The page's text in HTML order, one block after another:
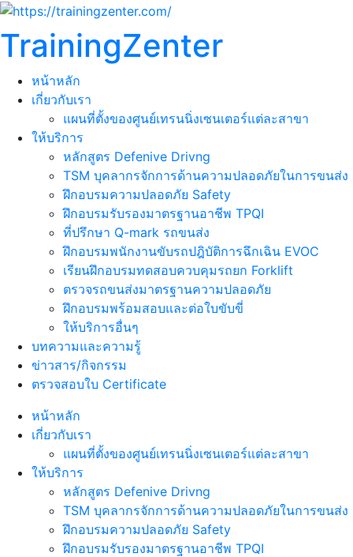
TrainingZenter
หน้าหลัก
เกี่ยวกับเรา
แผนที่ตั้งของศูนย์เทรนนิ่งเซนเตอร์แต่ละสาขา
ให้บริการ
หลักสูตร Defenive Drivng
TSM บุคลากรจักการด้านความปลอดภัยในการขนส่ง
ฝึกอบรมความปลอดภัย Safety
ฝึกอบรมรับรองมาตรฐานอาชีพ TPQI
ที่ปรึกษา Q-mark รถขนส่ง
ฝึกอบรมพนักงานขับรถปฎิบัติการฉึกเฉิน EVOC
เรียนฝึกอบรมทดสอบควบคุมรถยก Forklift
ตรวจรถขนส่งมาตรฐานความปลอดภัย
ฝึกอบรมพร้อมสอบและต่อใบขับขี่
ให้บริการอื่นๆ
บทความและความรู้
ข่าวสาร/กิจกรรม
ตรวจสอบใบ Certificate
หน้าหลัก
เกี่ยวกับเรา
แผนที่ตั้งของศูนย์เทรนนิ่งเซนเตอร์แต่ละสาขา
ให้บริการ
หลักสูตร Defenive Drivng
TSM บุคลากรจักการด้านความปลอดภัยในการขนส่ง
ฝึกอบรมความปลอดภัย Safety
ฝึกอบรมรับรองมาตรฐานอาชีพ TPQI